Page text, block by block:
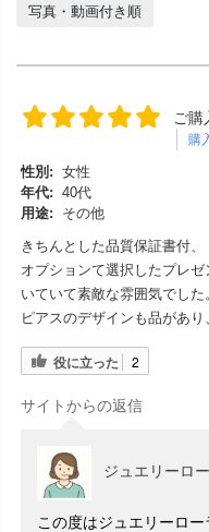
写真・動画付き順
ご購
購
性別: 女性
年代: 40代
用途:
その他
きちんとした品質保証書付、
オプションて選択したプレ
いていて素敵な雰囲気でした
ピアスのデザインも品があり
役に立った 2
サイトからの返信
ジュエリーロ
この度はジュエリーロ